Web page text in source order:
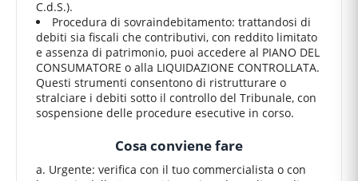
C.d.S.).
Procedura di sovraindebitamento: trattandosi di
debiti sia fiscali che contributivi, con reddito limitato
e assenza di patrimonio, puoi accedere al PIANO DEL
CONSUMATORE o alla LIQUIDAZIONE CONTROLLATA.
Questi strumenti consentono di ristrutturare o
stralciare i debiti sotto il controllo del Tribunale, con
sospensione delle procedure esecutive in corso.
Cosa conviene fare
a. Urgente: verifica con il tuo commercialista o con